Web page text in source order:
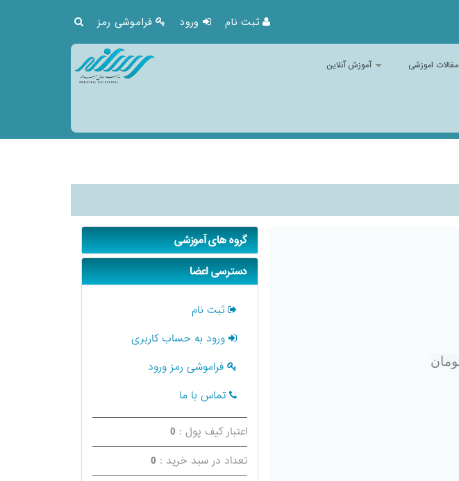
ثبت نام ورود فراموشی رمز
مقالات اموزشی آموزش آنلاین
گروه های آموزشی
دسترسی اعضا
ثبت نام
ورود به حساب کاربری
فراموشی رمز ورود
تماس با ما
اعتبار کیف پول : 0
تعداد در سبد خرید : 0